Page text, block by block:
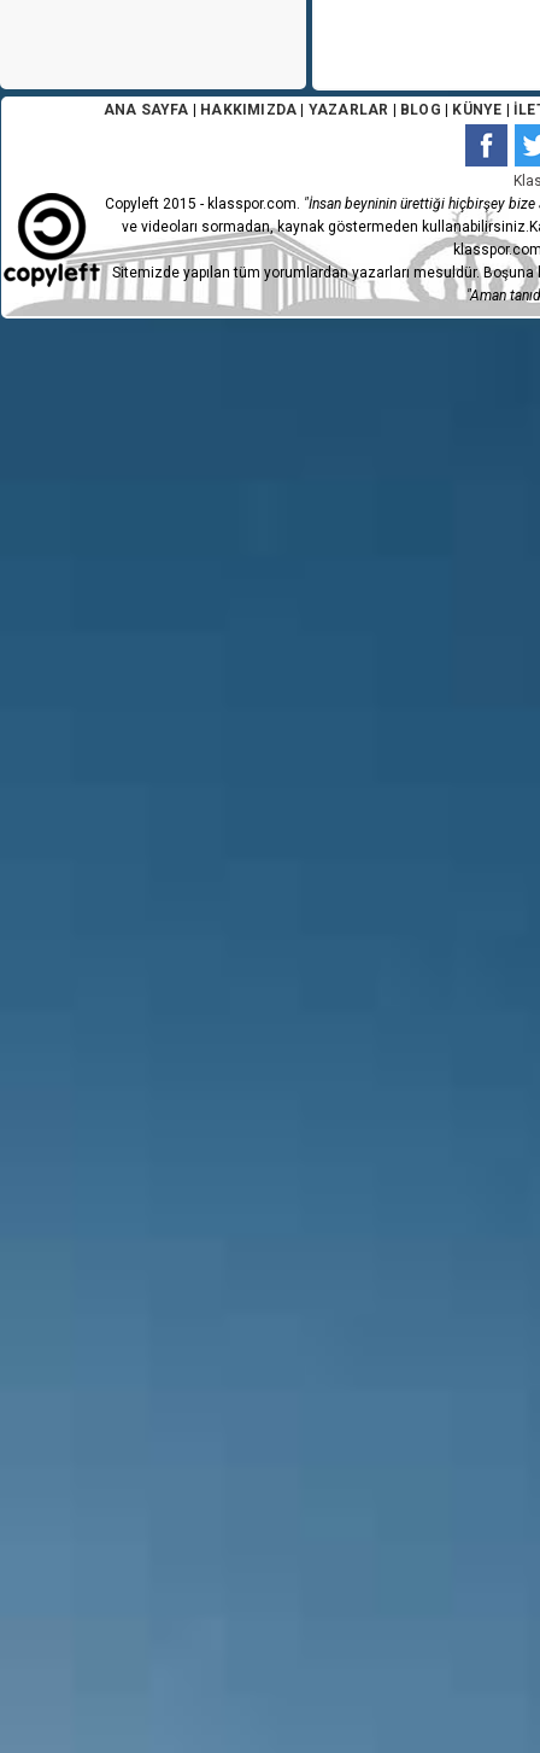
ANA SAYFA HAKKIMIZDA YAZARLAR BLOG KÜNYE
Copyleft 2015 - klasspor.com. "İnsan beyninin ürettiği hiçbirşey bize
ve videoları sormadan, kaynak göstermeden
Sitemizde yapılan tüm yorumlardan yazarları mesuldür.
"Aman